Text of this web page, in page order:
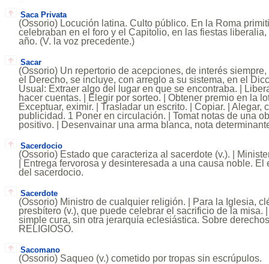
Saca Privata
(Ossorio) Locución latina. Culto público. En la Roma
celebraban en el foro y el Capitolio, en las fiestas
año. (V. la voz precedente.)
Sacar
(Ossorio) Un repertorio de acepciones, de interés
el Derecho, se incluye, con arreglo a su sistema, en el
Usual: Extraer algo del lugar en que se encontraba. |
hacer cuentas. | Elegir por sorteo. | Obtener premio en la
Exceptuar, eximir. | Trasladar un escrito. | Copiar. | Alegar,
publicidad. 1 Poner en circulación. | Tomat notas de una
positivo. | Desenvainar una arma blanca, nota
Sacerdocio
(Ossorio) Estado que caracteriza al sacerdote (v.). |
| Entrega fervorosa y desinteresada a una causa noble.
del sacerdocio.
Sacerdote
(Ossorio) Ministro de cualquier religión. | Para la Iglesia,
presbítero (v.), que puede celebrar el sacrificio de la misa.
simple cura, sin otra jerarquía eclesiástica. Sobre
RELIGIOSO.
Sacomano
(Ossorio) Saqueo (v.) cometido por tropas sin escrúpulos.